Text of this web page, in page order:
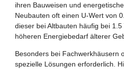
ihren Bauweisen und
Neubauten oft einen U-Wert von
dieser bei Altbauten häufig bei 1.5
höheren Energiebedarf älterer
Besonders bei Fachwerkhäusern
spezielle Lösungen erforderlich.